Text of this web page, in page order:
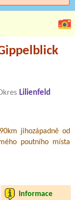
Lilienfeld
jihozápadně od
poutního místa
Informace